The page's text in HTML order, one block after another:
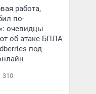
работа,
по-
очевидцы
об атаке БПЛА
под
310